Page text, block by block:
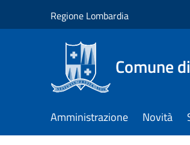
Regione Lombardia
Comune
Amministrazione Novità